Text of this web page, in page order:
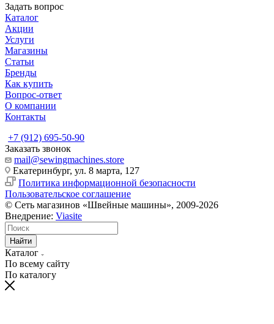
Задать вопрос
Каталог
Акции
Услуги
Магазины
Статьи
Бренды
Как купить
Вопрос-ответ
О компании
Контакты
+7 (912) 695-50-90
Заказать звонок
mail@sewingmachines.store
Екатеринбург, ул. 8 марта, 127
Политика информационной безопасности
Пользовательское соглашение
© Сеть магазинов «Швейные машины», 2009-2026
Внедрение: Viasite
Найти
Каталог
По всему сайту
По каталогу